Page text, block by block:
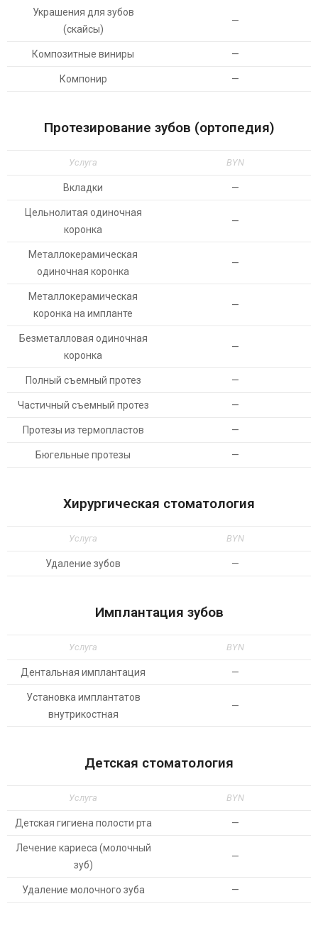
Украшения для зубов
(скайсы)
—
Композитные виниры —
Компонир —
Протезирование зубов (ортопедия)
Услуга BYN
Вкладки —
Цельнолитая одиночная
коронка
—
Металлокерамическая
одиночная коронка
—
Металлокерамическая
коронка на импланте
—
Безметалловая одиночная
коронка
—
Полный съемный протез —
Частичный съемный протез —
Протезы из термопластов —
Бюгельные протезы —
Хирургическая стоматология
Услуга BYN
Удаление зубов —
Имплантация зубов
Услуга BYN
Дентальная имплантация —
Установка имплантатов
внутрикостная
—
Детская стоматология
Услуга BYN
Детская гигиена полости рта —
Лечение кариеса (молочный
зуб)
—
Удаление молочного зуба —